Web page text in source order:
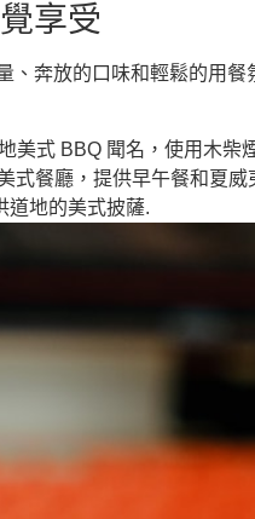
享受
、奔放的口味和輕鬆的用
地美式 BBQ 聞名，使用木
式餐廳，提供早午餐和夏威
道地的美式披薩.